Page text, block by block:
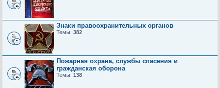
Знаки правоохранительных органов
Темы: 382
Пожарная охрана, службы спасения и
гражданская оборона
Темы: 138